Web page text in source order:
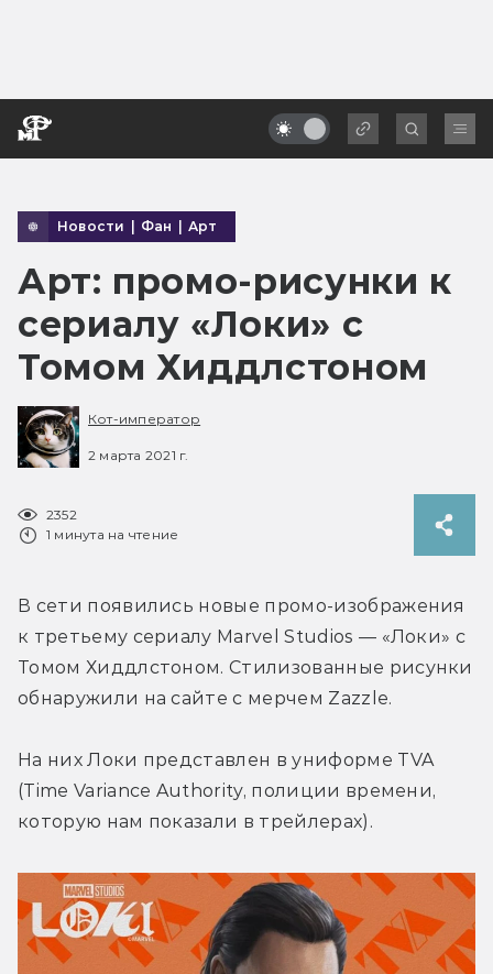
Новости | Фан | Арт
Арт: промо-рисунки к
сериалу «Локи» с
Томом Хиддлстоном
Кот-император
2 марта 2021 г.
2352
1 минута на чтение
В сети появились новые промо-изображения
к третьему сериалу Marvel Studios — «Локи» с
Томом Хиддлстоном. Стилизованные рисунки
обнаружили на сайте с мерчем Zazzle.
На них Локи представлен в униформе TVA
(Time Variance Authority, полиции времени,
которую нам показали в трейлерах).